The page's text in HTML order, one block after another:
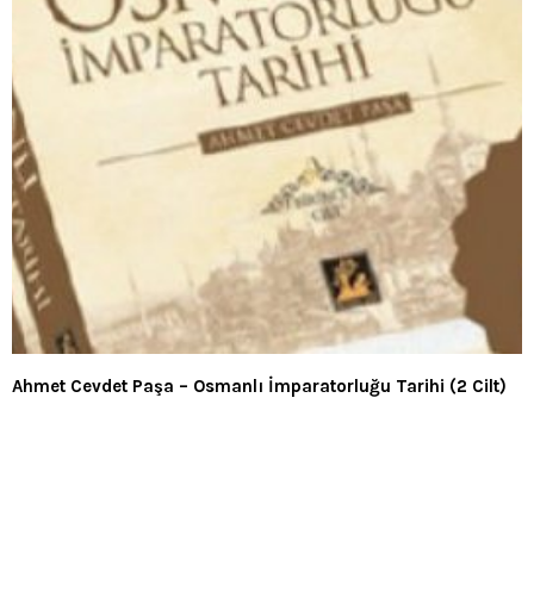
Ahmet Cevdet Paşa – Osmanlı İmparatorluğu Tarihi (2 Cilt)